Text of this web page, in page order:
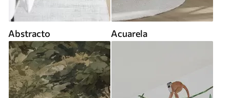
Abstracto Acuarela